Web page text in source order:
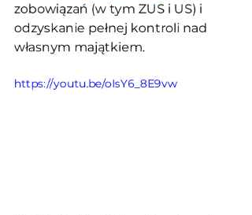
zobowiązań (w tym ZUS i US) i
odzyskanie pełnej kontroli nad
własnym majątkiem.
https://youtu.be/oIsY6_8E9vw